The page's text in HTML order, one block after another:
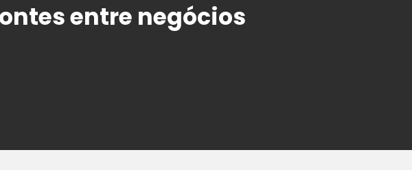
entre negócios